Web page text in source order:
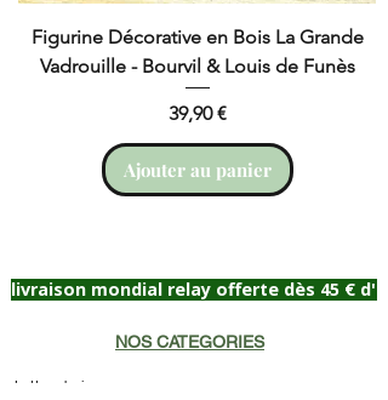
Figurine Décorative en Bois La Grande
Vadrouille - Bourvil & Louis de Funès
Prix
39,90 €
Ajouter au panier
livraison mondial relay offerte dès 45 €
NOS CATEGORIES
Lettres bois